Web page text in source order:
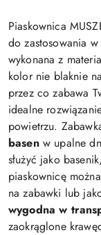
Piaskownica
do zastosowania
wykonana z
kolor nie blaknie
przez co zabawa
idealne
powietrzu.
basenw upalne
służyć jako
piaskownicę
na zabawki lub
wygodna w
zaokrąglone